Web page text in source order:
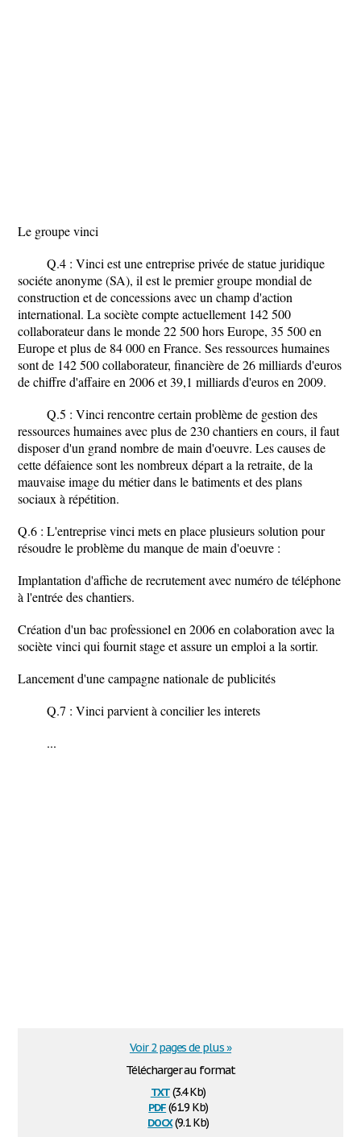
Le groupe vinci
Q.4 : Vinci est une entreprise privée de statue juridique
sociéte anonyme (SA), il est le premier groupe mondial de
construction et de concessions avec un champ d'action
international. La sociète compte actuellement 142 500
collaborateur dans le monde 22 500 hors Europe, 35 500 en
Europe et plus de 84 000 en France. Ses ressources humaines
sont de 142 500 collaborateur, financière de 26 milliards d'euros
de chiffre d'affaire en 2006 et 39,1 milliards d'euros en 2009.
Q.5 : Vinci rencontre certain problème de gestion des
ressources humaines avec plus de 230 chantiers en cours, il faut
disposer d'un grand nombre de main d'oeuvre. Les causes de
cette défaience sont les nombreux départ a la retraite, de la
mauvaise image du métier dans le batiments et des plans
sociaux à répétition.
Q.6 : L'entreprise vinci mets en place plusieurs solution pour
résoudre le problème du manque de main d'oeuvre :
Implantation d'affiche de recrutement avec numéro de téléphone
à l'entrée des chantiers.
Création d'un bac professionel en 2006 en colaboration avec la
sociète vinci qui fournit stage et assure un emploi a la sortir.
Lancement d'une campagne nationale de publicités
Q.7 : Vinci parvient à concilier les interets
...
Télécharger au format
txt(3.4 Kb)
pdf(61.9 Kb)
docx(9.1 Kb)
Voir 2 pages de plus »